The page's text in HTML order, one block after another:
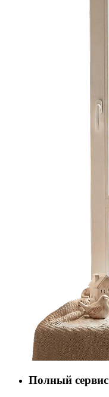
Полный сервис